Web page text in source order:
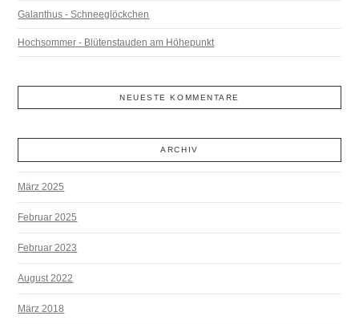
Galanthus - Schneeglöckchen
Hochsommer - Blütenstauden am Höhepunkt
NEUESTE KOMMENTARE
ARCHIV
März 2025
Februar 2025
Februar 2023
August 2022
März 2018